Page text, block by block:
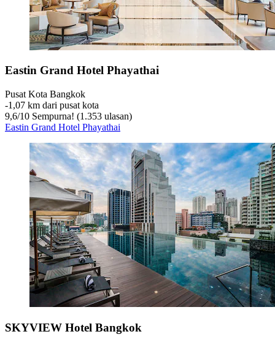
Eastin Grand Hotel Phayathai
Pusat Kota Bangkok
‐1,07 km dari pusat kota
9,6/10 Sempurna! (1.353 ulasan)
Eastin Grand Hotel Phayathai
SKYVIEW Hotel Bangkok